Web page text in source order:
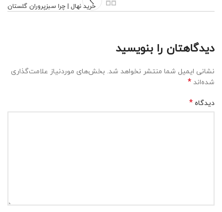
خرید نهال | چرا سبزپروران گلستان
دیدگاهتان را بنویسید
نشانی ایمیل شما منتشر نخواهد شد. بخش‌های موردنیاز علامت‌گذاری
شده‌اند *
دیدگاه *